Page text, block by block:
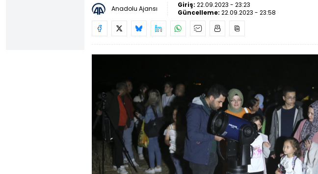
Anadolu Ajansı Giriş: 22.09.2023 - 23:23
Güncelleme: 22.09.2023 - 23:58